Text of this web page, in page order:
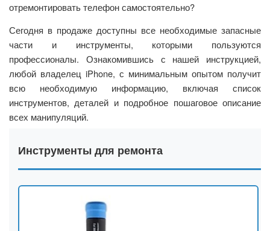
отремонтировать телефон самостоятельно?
Сегодня в продаже доступны все необходимые запасные
части и инструменты, которыми пользуются
профессионалы. Ознакомившись с нашей инструкцией,
любой владелец iPhone, с минимальным опытом получит
всю необходимую информацию, включая список
инструментов, деталей и подробное пошаговое описание
всех манипуляций.
Инструменты для ремонта